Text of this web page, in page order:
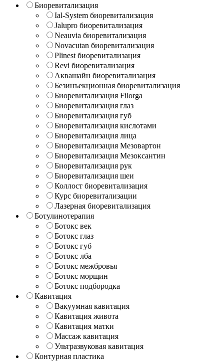
Биоревитализация
Ial-System биоревитализация
Jalupro биоревитализация
Neauvia биоревитализация
Novacutan биоревитализация
Plinest биоревитализация
Revi биоревитализация
Аквашайн биоревитализация
Безинъекционная биоревитализация
Биоревитализация Filorga
Биоревитализация глаз
Биоревитализация губ
Биоревитализация кислотами
Биоревитализация лица
Биоревитализация Мезовартон
Биоревитализация Мезоксантин
Биоревитализация рук
Биоревитализация шеи
Коллост биоревитализация
Курс биоревитализации
Лазерная биоревитализация
Ботулинотерапия
Ботокс век
Ботокс глаз
Ботокс губ
Ботокс лба
Ботокс межбровья
Ботокс морщин
Ботокс подбородка
Кавитация
Вакуумная кавитация
Кавитация живота
Кавитация матки
Массаж кавитация
Ультразвуковая кавитация
Контурная пластика